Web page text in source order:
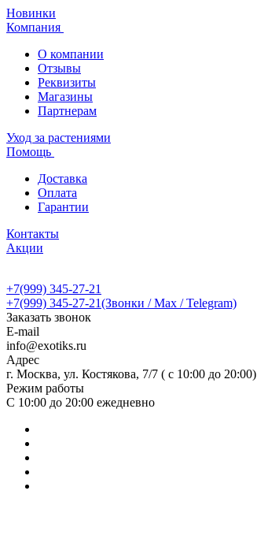
Новинки
Компания
О компании
Отзывы
Реквизиты
Магазины
Партнерам
Уход за растениями
Помощь
Доставка
Оплата
Гарантии
Контакты
Акции
+7(999) 345-27-21
+7(999) 345-27-21(Звонки / Max / Telegram)
Заказать звонок
E-mail
info@exotiks.ru
Адрес
г. Москва, ул. Костякова, 7/7 ( с 10:00 до 20:00)
Режим работы
С 10:00 до 20:00 ежедневно